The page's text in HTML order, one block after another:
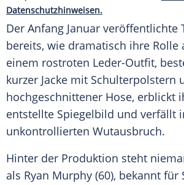
Datenschutzhinweisen.
Der Anfang Januar veröffentlichte
bereits, wie dramatisch ihre Rolle
einem rostroten Leder-Outfit,
kurzer Jacke mit Schulterpolstern
hochgeschnittener Hose, erblickt
entstellte Spiegelbild und verfällt
unkontrollierten Wutausbruch.
Hinter der Produktion steht
als Ryan Murphy (60), bekannt für